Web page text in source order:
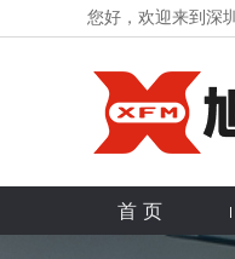
您好，欢迎来到深
首页